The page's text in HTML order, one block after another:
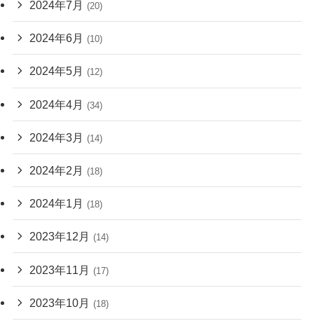
2024年7月 (20)
2024年6月 (10)
2024年5月 (12)
2024年4月 (34)
2024年3月 (14)
2024年2月 (18)
2024年1月 (18)
2023年12月 (14)
2023年11月 (17)
2023年10月 (18)